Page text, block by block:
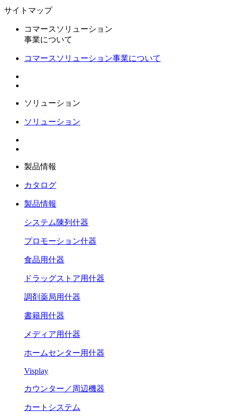
サイトマップ
コマースソリューション
事業について
コマースソリューション事業について
ソリューション
ソリューション
製品情報
カタログ
製品情報
システム陳列什器
プロモーション什器
食品用什器
ドラッグストア用什器
調剤薬局用什器
書籍用什器
メディア用什器
ホームセンター用什器
Visplay
カウンター／周辺機器
カートシステム